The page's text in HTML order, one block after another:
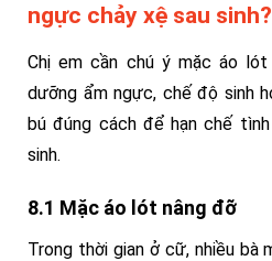
ngực chảy xệ sau sinh?
Chị em cần chú ý mặc áo
dưỡng ẩm ngực, chế độ sinh
bú đúng cách để hạn chế
sinh.
8.1 Mặc áo lót nâng đỡ
Trong thời gian ở cữ, nhiều bà